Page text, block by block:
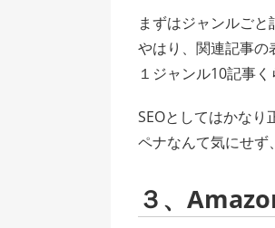
まずはジャンルごと
やはり、関連記事の
１ジャンル10記事
SEOとしてはかなり
ペナなんて気にせず
３、